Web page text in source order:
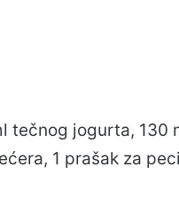
tečnog jogurta, 130
1 prašak za